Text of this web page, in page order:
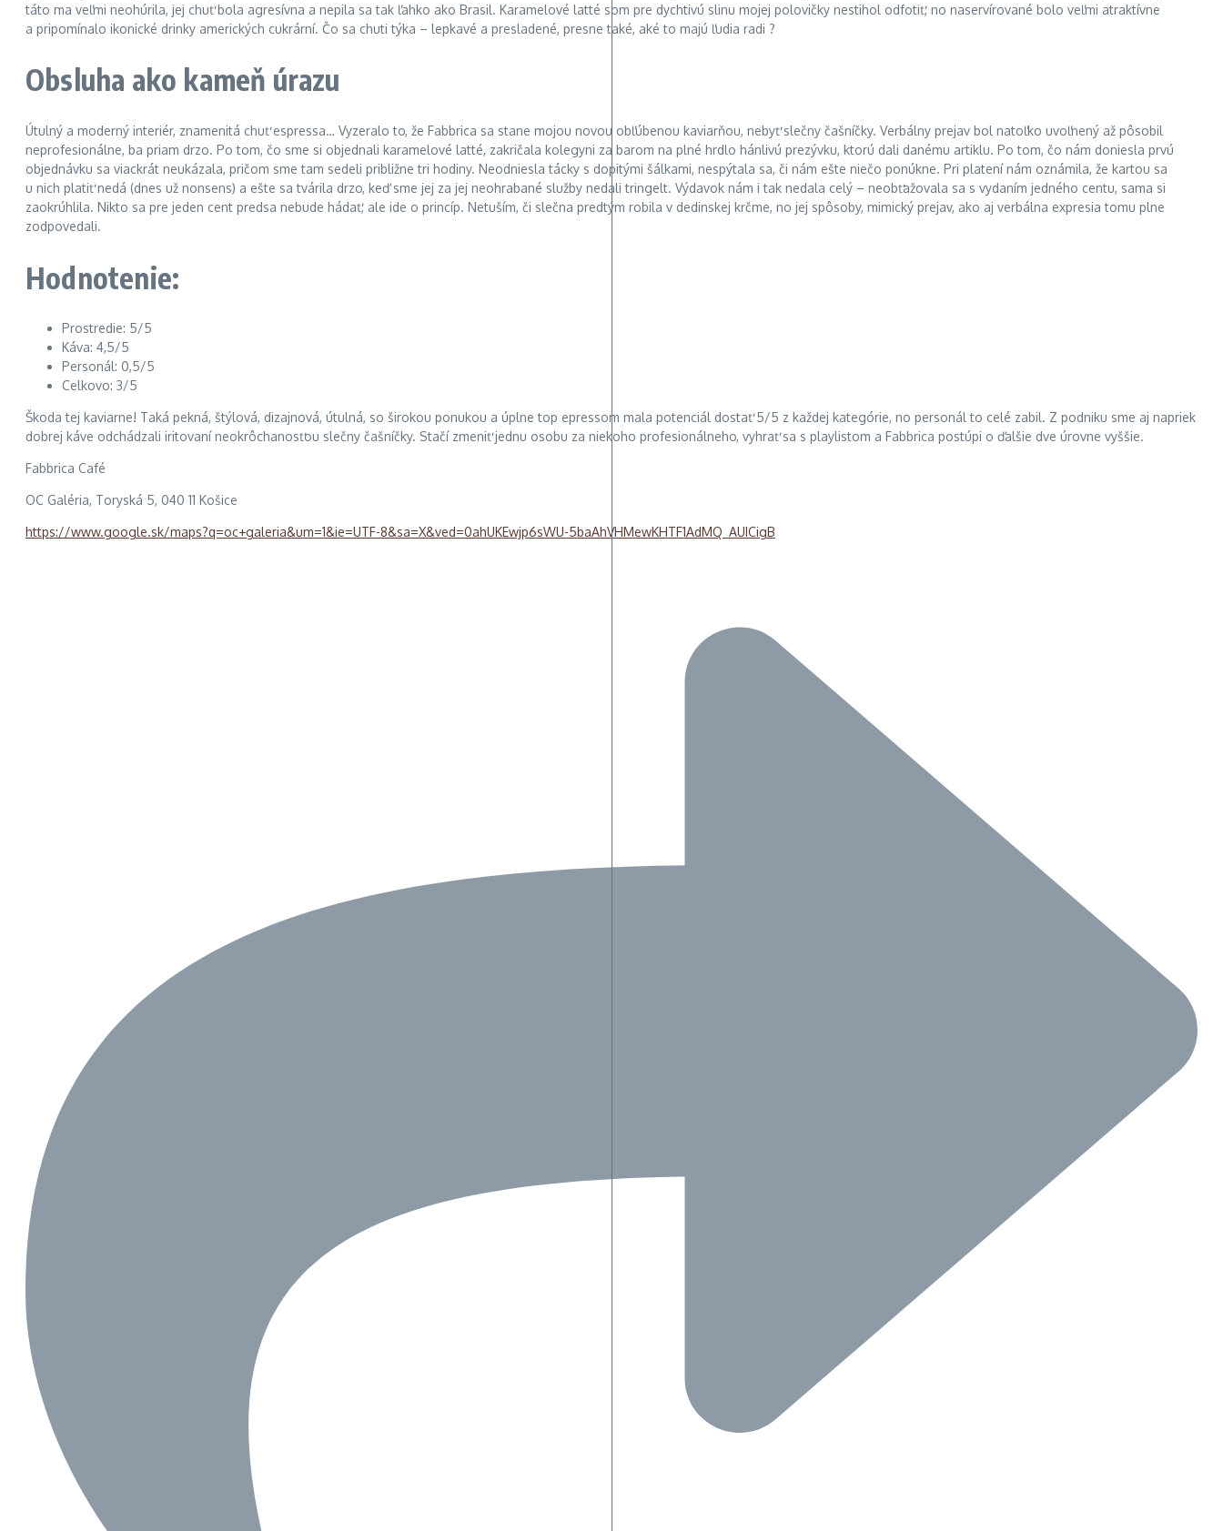
táto ma veľmi neohúrila, jej chuť bola agresívna a nepila sa tak ľahko ako Brasil. Karamelové latté som pre dychtivú slinu mojej polovičky nestihol odfotiť, no naservírované bolo veľmi atraktívne
a pripomínalo ikonické drinky amerických cukrární. Čo sa chuti týka – lepkavé a presladené, presne také, aké to majú ľudia radi ?
Obsluha ako kameň úrazu
Útulný a moderný interiér, znamenitá chuť espressa… Vyzeralo to, že Fabbrica sa stane mojou novou obľúbenou kaviarňou, nebyť slečny čašníčky. Verbálny prejav bol natoľko uvoľnený až pôsobil
neprofesionálne, ba priam drzo. Po tom, čo sme si objednali karamelové latté, zakričala kolegyni za barom na plné hrdlo hánlivú prezývku, ktorú dali danému artiklu. Po tom, čo nám doniesla prvú
objednávku sa viackrát neukázala, pričom sme tam sedeli približne tri hodiny. Neodniesla tácky s dopitými šálkami, nespýtala sa, či nám ešte niečo ponúkne. Pri platení nám oznámila, že kartou sa
u nich platiť nedá (dnes už nonsens) a ešte sa tvárila drzo, keď sme jej za jej neohrabané služby nedali tringelt. Výdavok nám i tak nedala celý – neobťažovala sa s vydaním jedného centu, sama si
zaokrúhlila. Nikto sa pre jeden cent predsa nebude hádať, ale ide o princíp. Netuším, či slečna predtým robila v dedinskej krčme, no jej spôsoby, mimický prejav, ako aj verbálna expresia tomu plne
zodpovedali.
Hodnotenie:
Prostredie: 5/5
Káva: 4,5/5
Personál: 0,5/5
Celkovo: 3/5
Škoda tej kaviarne! Taká pekná, štýlová, dizajnová, útulná, so širokou ponukou a úplne top epressom mala potenciál dostať 5/5 z každej kategórie, no personál to celé zabil. Z podniku sme aj napriek
dobrej káve odchádzali iritovaní neokrôchanosťou slečny čašníčky. Stačí zmeniť jednu osobu za niekoho profesionálneho, vyhrať sa s playlistom a Fabbrica postúpi o ďalšie dve úrovne vyššie.
Fabbrica Café
OC Galéria, Toryská 5, 040 11 Košice
https://www.google.sk/maps?q=oc+galeria&um=1&ie=UTF-8&sa=X&ved=0ahUKEwjp6sWU-5baAhVHMewKHTF1AdMQ_AUICigB